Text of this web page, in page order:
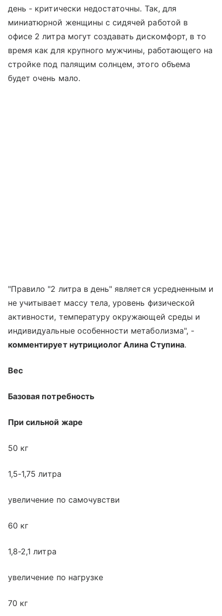
день - критически недостаточны. Так, для
миниатюрной женщины с сидячей работой в
офисе 2 литра могут создавать дискомфорт, в то
время как для крупного мужчины, работающего на
стройке под палящим солнцем, этого объема
будет очень мало.
"Правило "2 литра в день" является усредненным и
не учитывает массу тела, уровень физической
активности, температуру окружающей среды и
индивидуальные особенности метаболизма", -
комментирует нутрициолог Алина Ступина.
Вес
Базовая потребность
При сильной жаре
50 кг
1,5-1,75 литра
увеличение по самочувстви
60 кг
1,8-2,1 литра
увеличение по нагрузке
70 кг